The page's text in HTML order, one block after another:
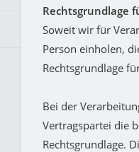
Rechtsgrundlage
Soweit wir für
Person einholen,
Rechtsgrundlage
Bei der
Vertragspartei die
Rechtsgrundlage.